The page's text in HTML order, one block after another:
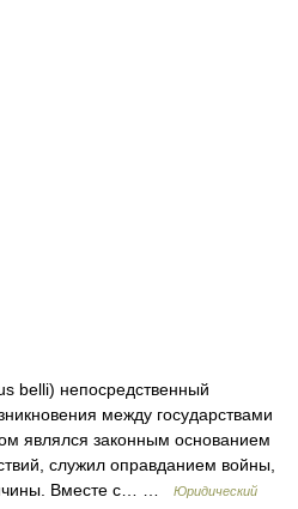
belli) непосредственный
между государствами
являлся законным основанием
служил оправданием войны,
Вместе с… …
Юридический